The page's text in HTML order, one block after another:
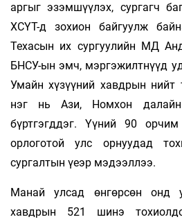
аргыг эзэмшүүлэх, сургагч
ХСҮТ-д зохион байгуулж
Техасын их сургуулийн МД
БНСУ-ын эмч, мэргэжилтнүүд
Умайн хүзүүний хавдрын нийт
нэг нь Ази, Номхон
бүртгэгддэг. Үүний 90
орлоготой улс орнуудад
сургалтын үеэр мэдээллээ.
Манай улсад өнгөрсөн онд
хавдрын 521 шинэ